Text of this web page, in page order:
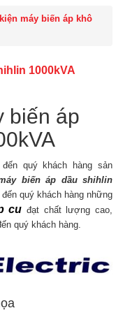
máy biến áp khô
1000kVA
biến áp
quý khách hàng sản
biến áp dầu shihlin
quý khách hàng những
cuđạt chất lượng cao,
quý khách hàng.